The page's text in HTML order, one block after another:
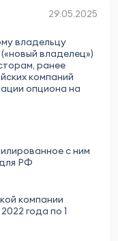
29.05.2025
владельцу
владелец»)
ранее
компаний
опциона на
с ним
РФ
компании
года по 1